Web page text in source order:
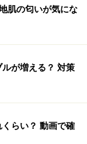
ールできる「自
ても感動するの
濃密ウォーター
れた瞬間みずみ
とろぱしゃ」感
ぷりのハリ肌に
肌の匂いが気にな
が増える？ 対策
らい？ 動画で確